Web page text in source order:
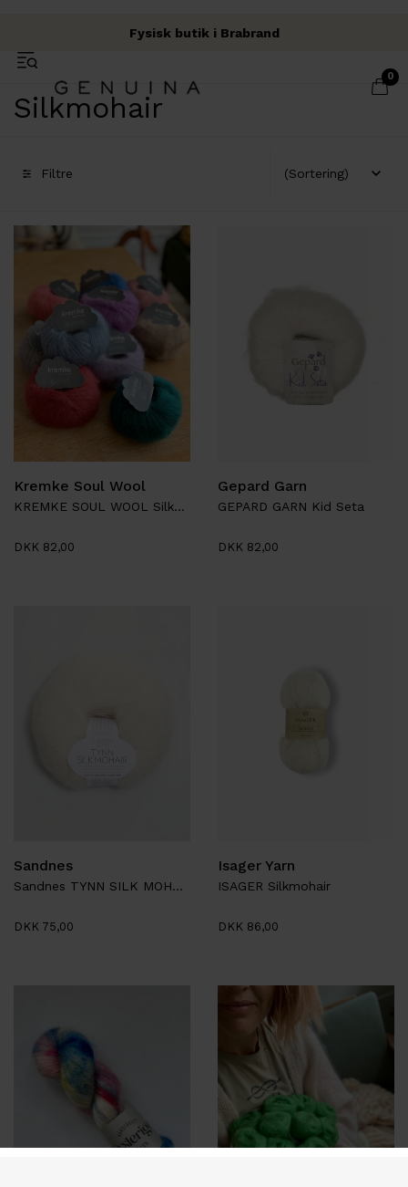
Fri fragt over 500 kr.
Fysisk butik i Brabrand
Garn & Håndværk
0
Silkmohair
Filtre
Kremke Soul Wool
KREMKE SOUL WOOL Silky Kid
DKK 82,00
Gepard Garn
GEPARD GARN Kid Seta
DKK 82,00
Sandnes
Sandnes TYNN SILK MOHAIR
DKK 75,00
Isager Yarn
ISAGER Silkmohair
DKK 86,00